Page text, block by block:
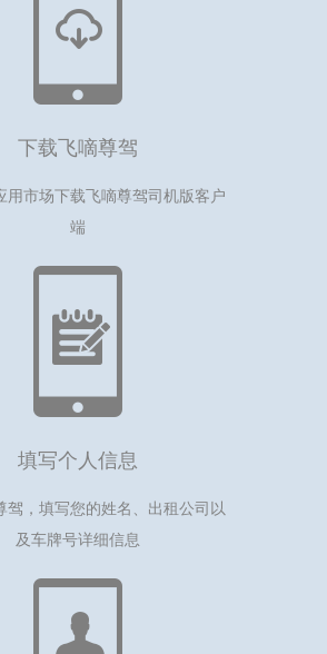
下载飞嘀尊驾
用市场下载飞嘀尊驾司机版客户
端
填写个人信息
驾，填写您的姓名、出租公司以
及车牌号详细信息